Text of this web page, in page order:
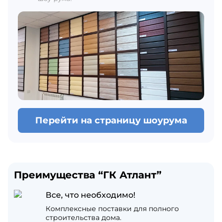
Перейти на страницу шоурума
Преимущества “ГК Атлант”
Все, что необходимо!
Комплексные поставки для полного
строительства дома.